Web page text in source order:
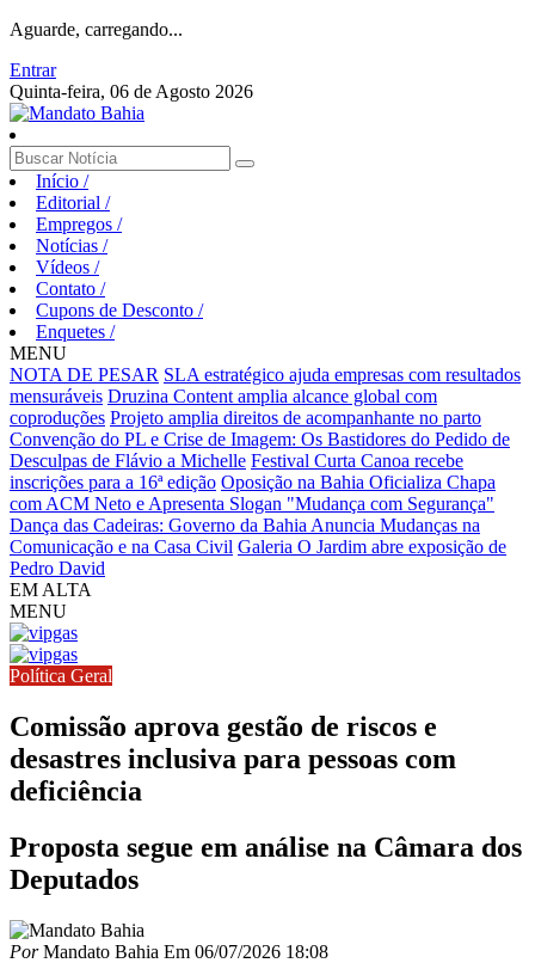
Aguarde, carregando...
Entrar
Quinta-feira, 06 de Agosto 2026
Início /
Editorial /
Empregos /
Notícias /
Vídeos /
Contato /
Cupons de Desconto /
Enquetes /
MENU
NOTA DE PESAR SLA estratégico ajuda empresas com resultados
mensuráveis Druzina Content amplia alcance global com
coproduções Projeto amplia direitos de acompanhante no parto
Convenção do PL e Crise de Imagem: Os Bastidores do Pedido de
Desculpas de Flávio a Michelle Festival Curta Canoa recebe
inscrições para a 16ª edição Oposição na Bahia Oficializa Chapa
com ACM Neto e Apresenta Slogan "Mudança com Segurança"
Dança das Cadeiras: Governo da Bahia Anuncia Mudanças na
Comunicação e na Casa Civil Galeria O Jardim abre exposição de
Pedro David
EM ALTA
MENU
Política Geral
Comissão aprova gestão de riscos e
desastres inclusiva para pessoas com
deficiência
Proposta segue em análise na Câmara dos
Deputados
PorMandato Bahia Em 06/07/2026 18:08